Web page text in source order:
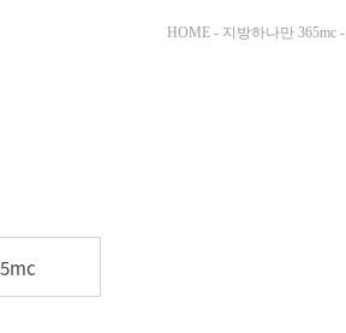
HOME - 지방하나만 365mc